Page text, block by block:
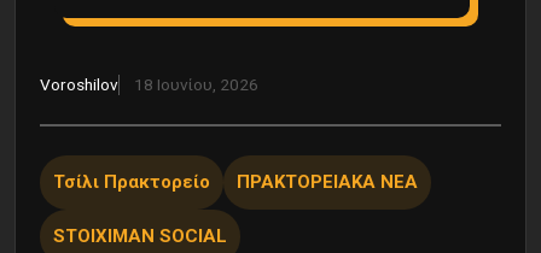
Voroshilov 18 Ιουνίου, 2026
Τσίλι Πρακτορείο ΠΡΑΚΤΟΡΕΙΑΚΑ ΝΕΑ
STOIXIMAN SOCIAL